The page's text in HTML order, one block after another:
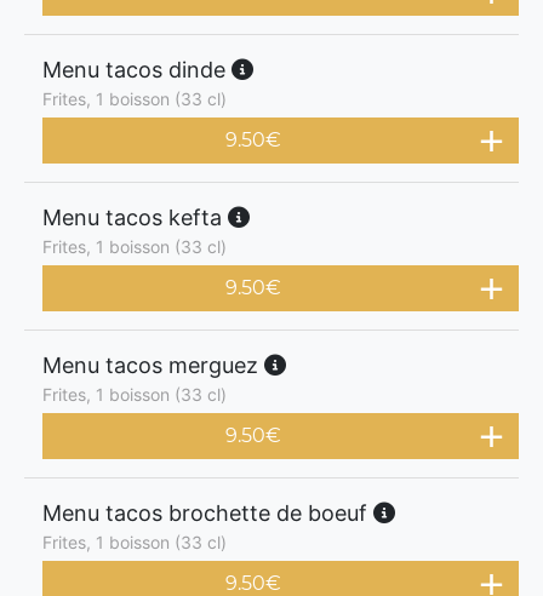
Menu tacos dinde
Frites, 1 boisson (33 cl)
9.50€
Menu tacos kefta
Frites, 1 boisson (33 cl)
9.50€
Menu tacos merguez
Frites, 1 boisson (33 cl)
9.50€
Menu tacos brochette de boeuf
Frites, 1 boisson (33 cl)
9.50€